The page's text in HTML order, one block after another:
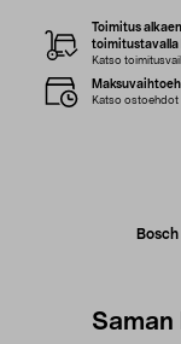
Toimitus
toimitustavalla
Katso
Katso ostoehdot